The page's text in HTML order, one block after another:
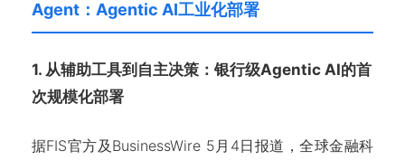
Agent：Agentic AI工业化部署
1. 从辅助工具到自主决策：银行级Agentic AI的首
次规模化部署
据FIS官方及BusinessWire 5月4日报道，全球金融科